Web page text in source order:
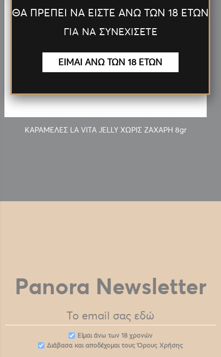
ΚΑΡΑΜΕΛΕΣ LA VITA JELLY ΧΩΡΙΣ ΖΑΧΑΡΗ 8gr
0.10€
Panora Newsletter
Eίμαι άνω των 18 χρονών
Διάβασα και αποδέχομαι τουςΌρους Χρήσης
ΘΑ ΠΡΕΠΕΙ ΝΑ ΕΙΣΤΕ ΑΝΩ ΤΩΝ 18 ΕΤΩΝ
ΓΙΑ ΝΑ ΣΥΝΕΧΙΣΕΤΕ
ΕΙΜΑΙ ΑΝΩ ΤΩΝ 18 ΕΤΩΝ